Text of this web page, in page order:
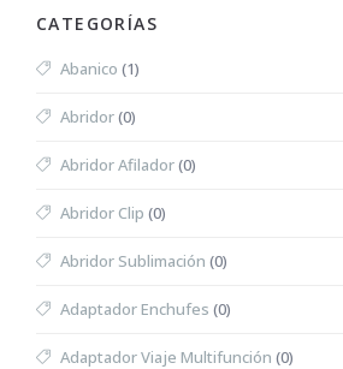
CATEGORÍAS
Abanico (1)
Abridor(0)
Abridor Afilador(0)
Abridor Clip (0)
Abridor Sublimación (0)
Adaptador Enchufes (0)
Adaptador Viaje Multifunción (0)